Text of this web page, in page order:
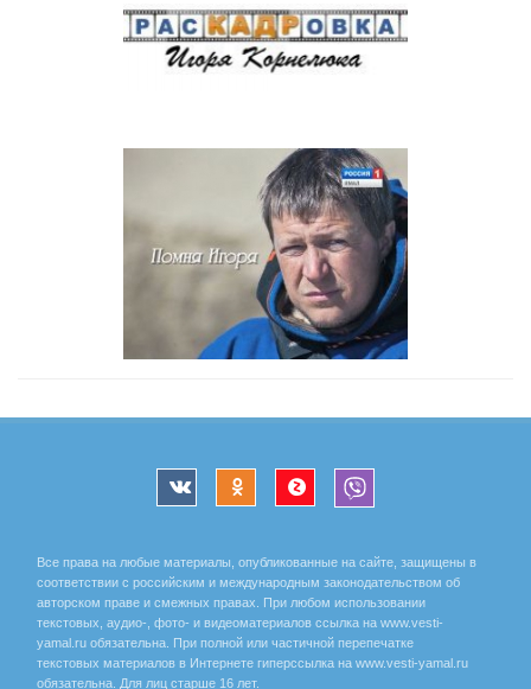
Все права на любые материалы, опубликованные на сайте, защищены в
соответствии с российским и международным законодательством об
авторском праве и смежных правах. При любом использовании
текстовых, аудио-, фото- и видеоматериалов ссылка на www.vesti-
yamal.ru обязательна. При полной или частичной перепечатке
текстовых материалов в Интернете гиперссылка на www.vesti-yamal.ru
обязательна. Для лиц старше 16 лет.